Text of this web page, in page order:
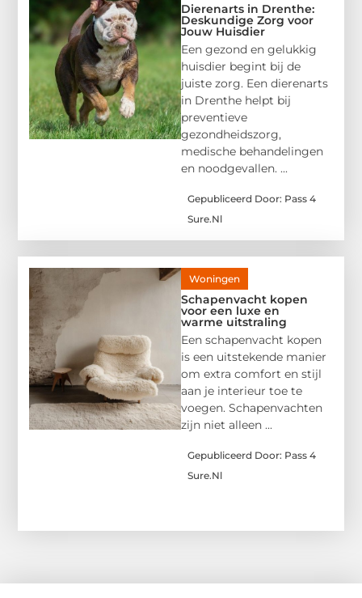
Dierenarts in Drenthe:
Deskundige Zorg voor
Jouw Huisdier
Een gezond en gelukkig
huisdier begint bij de
juiste zorg. Een dierenarts
in Drenthe helpt bij
preventieve
gezondheidszorg,
medische behandelingen
en noodgevallen. ...
Gepubliceerd Door: Pass 4
Sure.nl
Woningen
Schapenvacht kopen
voor een luxe en
warme uitstraling
Een schapenvacht kopen
is een uitstekende manier
om extra comfort en stijl
aan je interieur toe te
voegen. Schapenvachten
zijn niet alleen ...
Gepubliceerd Door: Pass 4
Sure.nl